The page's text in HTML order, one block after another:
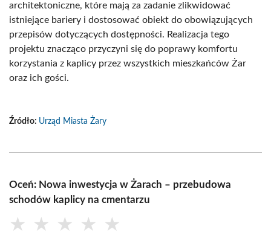
architektoniczne, które mają za zadanie zlikwidować
istniejące bariery i dostosować obiekt do obowiązujących
przepisów dotyczących dostępności. Realizacja tego
projektu znacząco przyczyni się do poprawy komfortu
korzystania z kaplicy przez wszystkich mieszkańców Żar
oraz ich gości.
Źródło: Urząd Miasta Żary
Oceń: Nowa inwestycja w Żarach – przebudowa
schodów kaplicy na cmentarzu
★ ★ ★ ★ ★